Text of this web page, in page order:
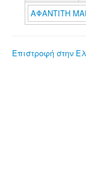
ΑΦΑΝΤΙΤΗ
Επιστροφή στην